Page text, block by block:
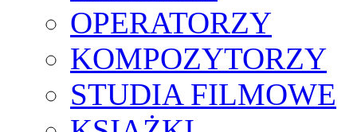
OPERATORZY
KOMPOZYTORZY
STUDIA FILMOWE